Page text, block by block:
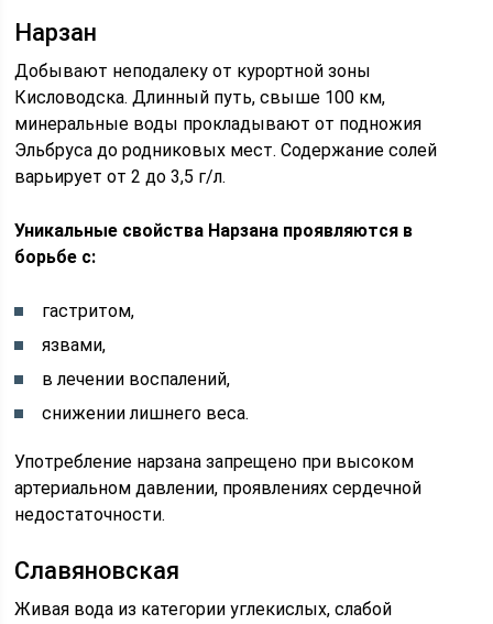
Нарзан
Добывают неподалеку от курортной зоны
Кисловодска. Длинный путь, свыше 100 км,
минеральные воды прокладывают от подножия
Эльбруса до родниковых мест. Содержание солей
варьирует от 2 до 3,5 г/л.
Уникальные свойства Нарзана проявляются в
борьбе с:
гастритом,
язвами,
в лечении воспалений,
снижении лишнего веса.
Употребление нарзана запрещено при высоком
артериальном давлении, проявлениях сердечной
недостаточности.
Славяновская
Живая вода из категории углекислых, слабой